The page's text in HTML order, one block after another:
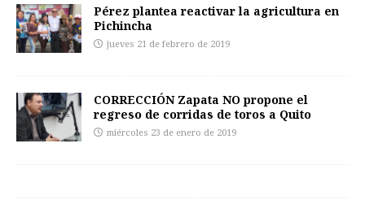
Pérez plantea reactivar la agricultura en
Pichincha
jueves 21 de febrero de 2019
CORRECCIÓN Zapata NO propone el
regreso de corridas de toros a Quito
miércoles 23 de enero de 2019